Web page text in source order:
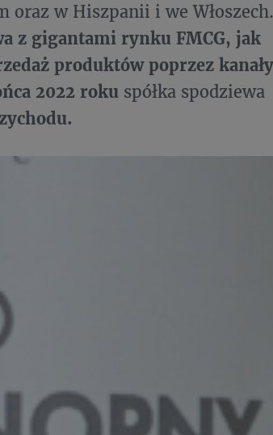
w Hiszpanii i we Włoszech.
z gigantami rynku FMCG, jak
produktów poprzez kanały
2022 roku spółka spodziewa